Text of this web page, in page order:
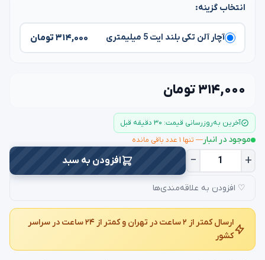
انتخاب گزینه:
آچار آلن تکی بلند ایت 5 میلیمتری ۳۱۴,۰۰۰ تومان
۳۱۴,۰۰۰ تومان
آخرین به‌روزرسانی قیمت: ۳۰ دقیقه قبل
موجود در انبار— تنها ۱ عدد باقی مانده
− + افزودن به سبد
♡ افزودن به علاقه‌مندی‌ها
ارسال کمتر از ۲ ساعت در تهران و کمتر از ۲۴ ساعت در سراسر
کشور